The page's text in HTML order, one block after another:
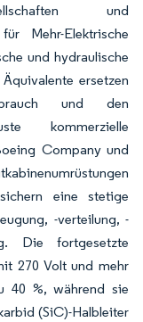
und
Mehr-Elektrische
und hydraulische
ersetzen
und den
kommerzielle
Company und
eine stetige
-verteilung, -
Die fortgesetzte
270 Volt und mehr
40 %, während sie
(SiC)-Halbleiter